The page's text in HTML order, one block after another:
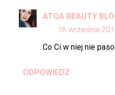
ATQA BEAUTY
16 września
Co Ci w niej nie
ODPOWIEDZ